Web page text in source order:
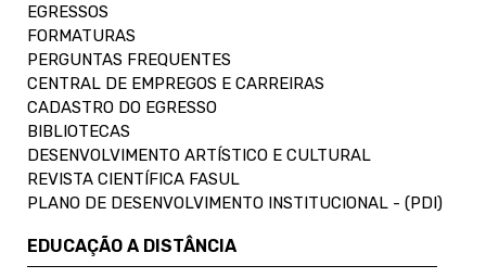
EGRESSOS
FORMATURAS
PERGUNTAS FREQUENTES
CENTRAL DE EMPREGOS E CARREIRAS
CADASTRO DO EGRESSO
BIBLIOTECAS
DESENVOLVIMENTO ARTÍSTICO E CULTURAL
REVISTA CIENTÍFICA FASUL
PLANO DE DESENVOLVIMENTO INSTITUCIONAL - (PDI)
EDUCAÇÃO A DISTÂNCIA